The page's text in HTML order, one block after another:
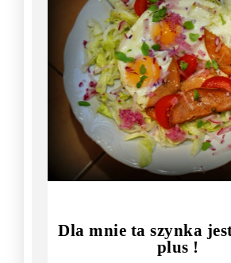
Dla mnie ta szynka
plus !